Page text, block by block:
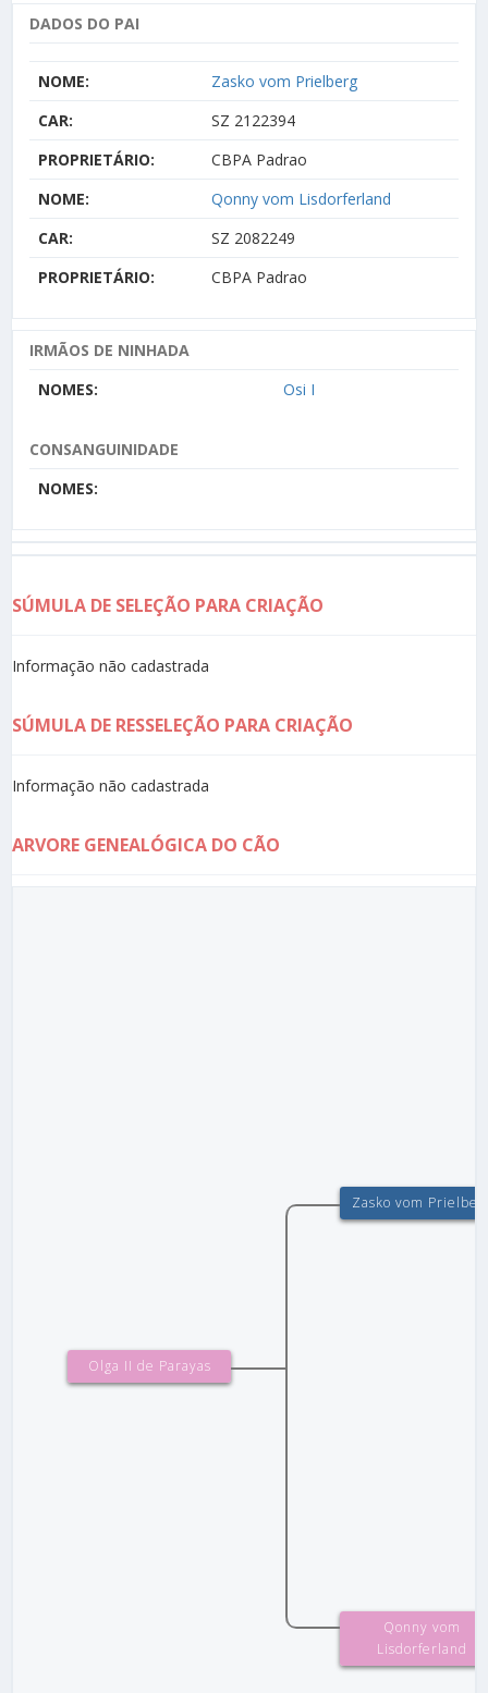
DADOS DO PAI
NOME:
Zasko vom Prielberg
CAR:
SZ 2122394
PROPRIETÁRIO:
CBPA Padrao
NOME:
Qonny vom Lisdorferland
CAR:
SZ 2082249
PROPRIETÁRIO:
CBPA Padrao
IRMÃOS DE NINHADA
NOMES:
Osi I
CONSANGUINIDADE
NOMES:
SÚMULA DE SELEÇÃO PARA CRIAÇÃO
Informação não cadastrada
SÚMULA DE RESSELEÇÃO PARA CRIAÇÃO
Informação não cadastrada
ARVORE GENEALÓGICA DO CÃO
Olga II de Parayas
Zasko vom
Qonny vom
Lisdorferland